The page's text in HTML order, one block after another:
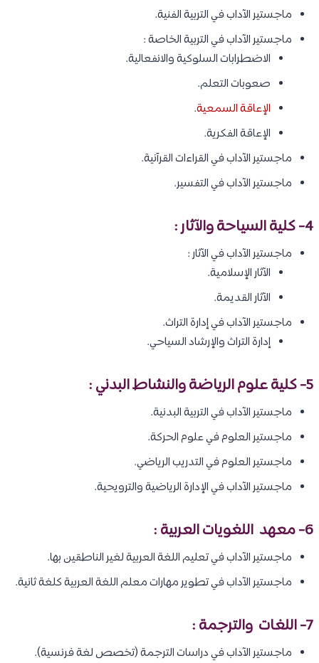
ماجستير الآداب في التربية الفنية.
ماجستير الآداب في التربية الخاصة :
الاضطرابات السلوكية والانفعالية.
صعوبات التعلم.
الإعاقة السمعية.
الإعاقة الفكرية.
ماجستير الآداب في القراءات القرآنية.
ماجستير الآداب في التفسير.
4- كلية السياحة والآثار :
ماجستير الآداب في الآثار :
الآثار الإسلامية.
الآثار القديمة.
ماجستير الآداب في إدارة التراث.
إدارة التراث والإرشاد السياحي.
5- كلية علوم الرياضة والنشاط البدني :
ماجستير الآداب في التربية البدنية.
ماجستير العلوم في علوم الحركة.
ماجستير العلوم في التدريب الرياضي.
ماجستير الآداب في الإدارة الرياضية والترويحية.
6- معهد اللغويات العربية :
ماجستير الآداب في تعليم اللغة العربية لغير الناطقين بها.
ماجستير الآداب في تطوير مهارات معلم اللغة العربية كلغة ثانية.
7- اللغات والترجمة :
ماجستير الآداب في دراسات الترجمة (تخصص لغة فرنسية).